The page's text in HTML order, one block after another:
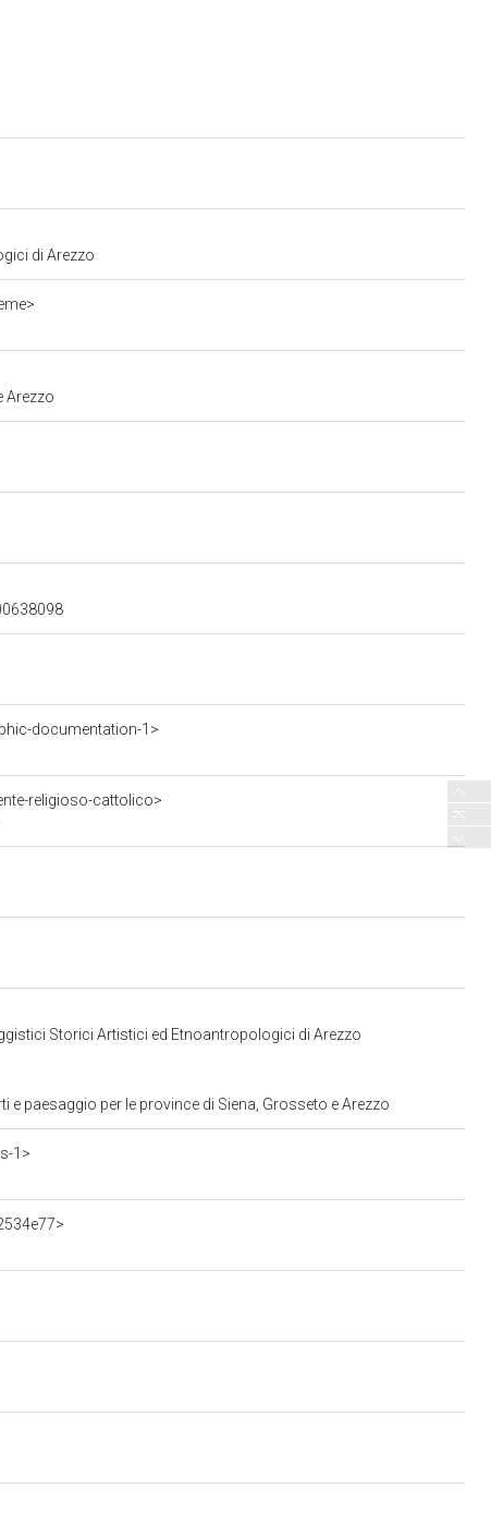
di Arezzo
Arezzo
documentation-1>
religioso-cattolico>
Storici Artistici ed Etnoantropologici di Arezzo
e paesaggio per le province di Siena, Grosseto e Arezzo
1>